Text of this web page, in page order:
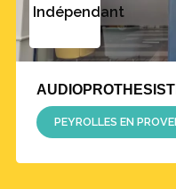
Indépendant
PEYROLLES EN